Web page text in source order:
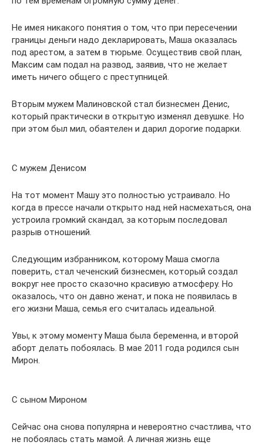
Не имея никакого понятия о том, что при пересечении
границы деньги надо декларировать, Маша оказалась
под арестом, а затем в тюрьме. Осуществив свой план,
Максим сам подал на развод, заявив, что не желает
иметь ничего общего с преступницей.
Вторым мужем Малиновской стал бизнесмен Денис,
который практически в открытую изменял девушке. Но
при этом был мил, обаятелен и дарил дорогие подарки.
С мужем Денисом
На тот момент Машу это полностью устраивало. Но
когда в прессе начали открыто над ней насмехаться, она
устроила громкий скандал, за которым последовал
разрыв отношений.
Следующим избранником, которому Маша смогла
поверить, стал чеченский бизнесмен, который создал
вокруг нее просто сказочно красивую атмосферу. Но
оказалось, что он давно женат, и пока не появилась в
его жизни Маша, семья его считалась идеальной.
Увы, к этому моменту Маша была беременна, и второй
аборт делать побоялась. В мае 2011 года родился сын
Мирон.
С сыном Мироном
Сейчас она снова популярна и невероятно счастлива, что
не побоялась стать мамой. А личная жизнь еще